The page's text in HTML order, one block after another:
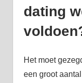
dating
Het moet
een groot